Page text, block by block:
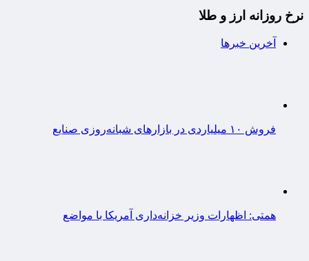
نرخ روزانه ارز و طلا
آخرین خبرها
فروش ۱۰ میلیاردی در بازارهای شبانه‌روزی صنایع
همتی: اظهارات وزیر خزانه‌داری آمریکا با مواضع